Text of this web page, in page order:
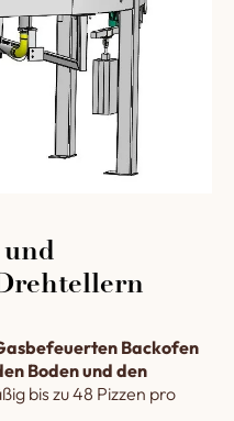
Backofen
Boden und den
bis zu 48 Pizzen pro